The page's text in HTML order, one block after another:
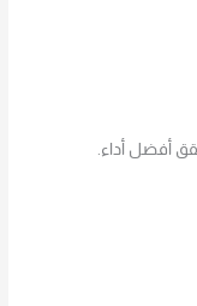
أفضل أداء.